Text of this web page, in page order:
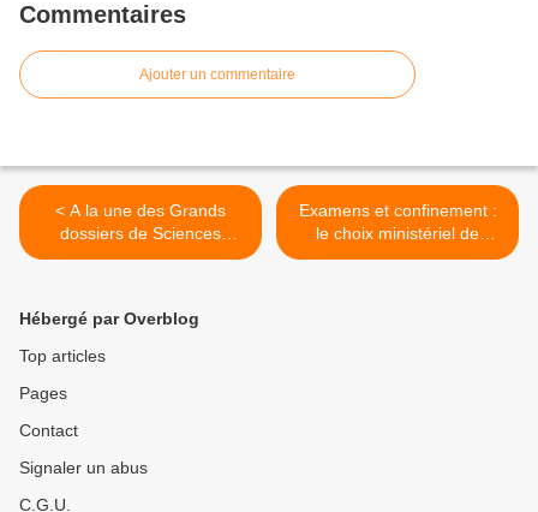
Commentaires
Ajouter un commentaire
< A la une des Grands
dossiers de Sciences
Humaines n°58
Examens et confinement :
le choix ministériel de
l'inégalité sociale >
Hébergé par Overblog
Top articles
Pages
Contact
Signaler un abus
C.G.U.